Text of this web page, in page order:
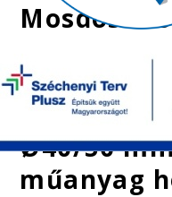
Ø40 mm-
+ Jollyflex
Ø40/50
műanyag